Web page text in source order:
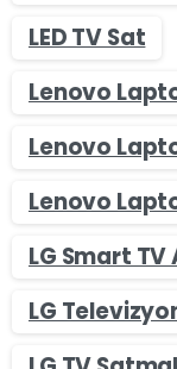
LED TV Sat
Lenovo
Lenovo
Lenovo
LG Smart
LG